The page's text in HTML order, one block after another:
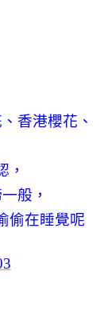
香港櫻花、
，
般，
偷在睡覺呢